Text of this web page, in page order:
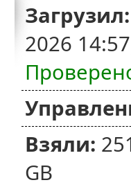
Загрузил:
2026
Взяли:
GB